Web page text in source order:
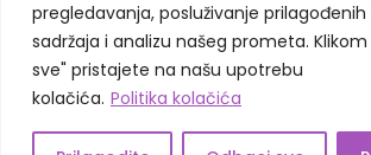
pregledavanja, posluživanje prilagođenih
sadržaja i analizu našeg prometa.
sve" pristajete na našu upotrebu
kolačića. Politika kolačića
© 2025 Elan Aba TerapijaSva prava
Web Design "CanaC"